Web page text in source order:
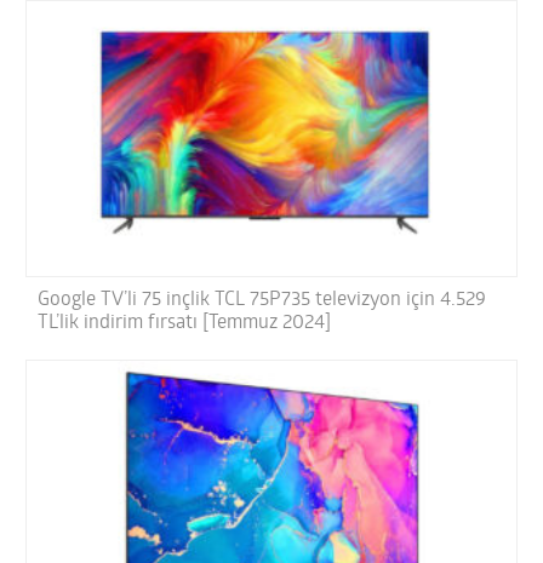
Google TV’li 75 inçlik TCL 75P735 televizyon için 4.529
TL’lik indirim fırsatı [Temmuz 2024]